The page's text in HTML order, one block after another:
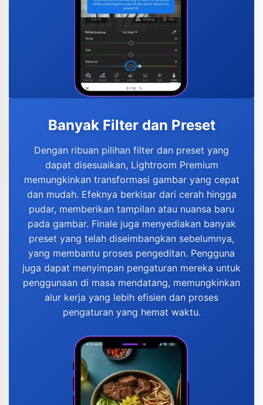
Banyak Filter dan Preset
Dengan ribuan pilihan filter dan preset yang
dapat disesuaikan, Lightroom Premium
memungkinkan transformasi gambar yang cepat
dan mudah. ​​Efeknya berkisar dari cerah hingga
pudar, memberikan tampilan atau nuansa baru
pada gambar. Finale juga menyediakan banyak
preset yang telah diseimbangkan sebelumnya,
yang membantu proses pengeditan. Pengguna
juga dapat menyimpan pengaturan mereka untuk
penggunaan di masa mendatang, memungkinkan
alur kerja yang lebih efisien dan proses
pengaturan yang hemat waktu.